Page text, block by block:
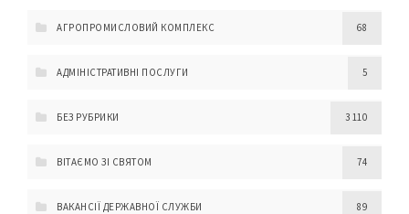
АГРОПРОМИСЛОВИЙ КОМПЛЕКС 68
АДМІНІСТРАТИВНІ ПОСЛУГИ 5
БЕЗ РУБРИКИ 3 110
ВІТАЄМО ЗІ СВЯТОМ 74
ВАКАНСІЇ ДЕРЖАВНОЇ СЛУЖБИ 89